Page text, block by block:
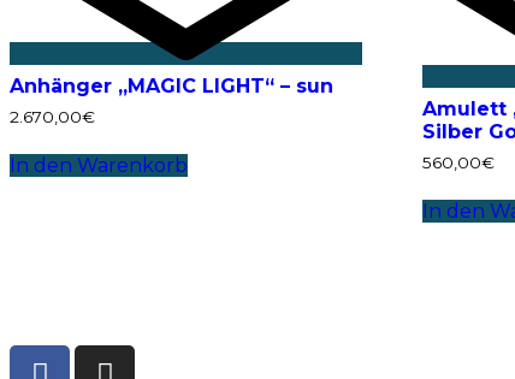
Anhänger „MAGIC LIGHT“ – sun
2.670,00€
In den Warenkorb
Amulett
Silber
560,00€
In den